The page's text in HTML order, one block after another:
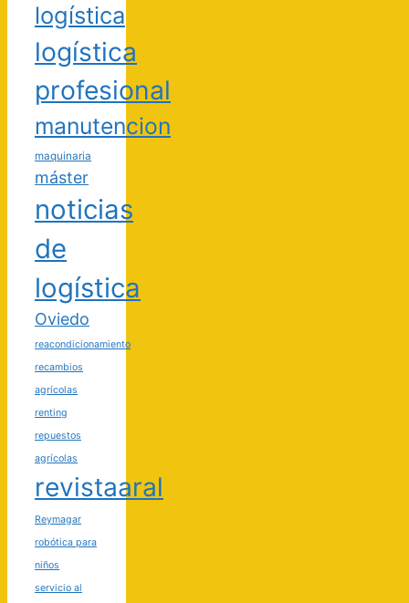
logística
logística
profesional
manutencion
maquinaria
máster
noticias
de
logística
Oviedo
reacondicionamiento
recambios
agrícolas
renting
repuestos
agrícolas
revistaaral
Reymagar
robótica para
niños
servicio al